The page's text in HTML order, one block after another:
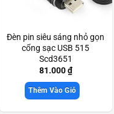
Đèn pin siêu sáng nhỏ gọn
cổng sạc USB 515
Scd3651
81.000₫
Thêm Vào Giỏ